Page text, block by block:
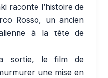
raconte l’histoire de
Rosso, un ancien
à la tête de
sortie, le film de
une mise en